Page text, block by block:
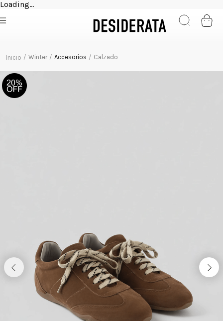
Loading...
Winter Accesorios Calzado